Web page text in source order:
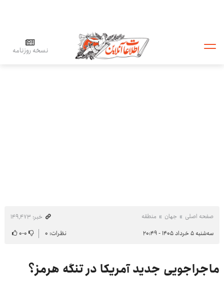
نسخه روزنامه
صفحه اصلی جهان منطقه
خبر: ۱۴۹٬۴۷۳
سه‌شنبه ۵ خرداد ۱۴۰۵ - ۲۰:۴۹
نظرات: ۰ ۰-۰
ماجراجویی جدید آمریکا در تنگه هرمز؟